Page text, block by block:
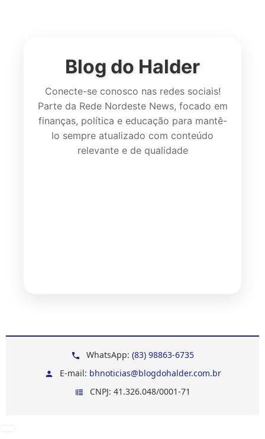
Blog do Halder
Conecte-se conosco nas redes sociais!
Parte da Rede Nordeste News, focado em
finanças, política e educação para mantê-
lo sempre atualizado com conteúdo
relevante e de qualidade
WhatsApp: (83) 98863-6735
E-mail: bhnoticias@blogdohalder.com.br
CNPJ: 41.326.048/0001-71